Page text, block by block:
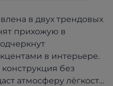
в двух трендовых
прихожую в
в интерьере.
без
атмосферу лёгкости